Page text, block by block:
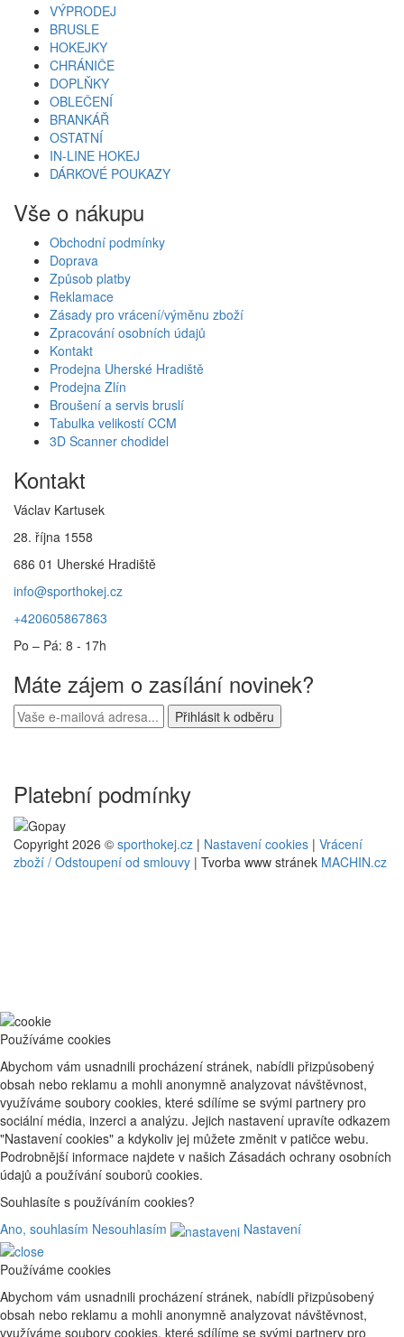
VÝPRODEJ
BRUSLE
HOKEJKY
CHRÁNIČE
DOPLŇKY
OBLEČENÍ
BRANKÁŘ
OSTATNÍ
IN-LINE HOKEJ
DÁRKOVÉ POUKAZY
Vše o nákupu
Obchodní podmínky
Doprava
Způsob platby
Reklamace
Zásady pro vrácení/výměnu zboží
Zpracování osobních údajů
Kontakt
Prodejna Uherské Hradiště
Prodejna Zlín
Broušení a servis bruslí
Tabulka velikostí CCM
3D Scanner chodidel
Kontakt
Václav Kartusek
28. října 1558
686 01 Uherské Hradiště
info@sporthokej.cz
+420605867863
Po – Pá: 8 - 17h
Máte zájem o zasílání novinek?
Platební podmínky
Copyright 2026 © sporthokej.cz | Nastavení cookies | Vrácení
zboží / Odstoupení od smlouvy | Tvorba www stránek MACHIN.cz
Používáme cookies
Abychom vám usnadnili procházení stránek, nabídli přizpůsobený
obsah nebo reklamu a mohli anonymně analyzovat návštěvnost,
využíváme soubory cookies, které sdílíme se svými partnery pro
sociální média, inzerci a analýzu. Jejich nastavení upravíte odkazem
"Nastavení cookies" a kdykoliv jej můžete změnit v patičce webu.
Podrobnější informace najdete v našich Zásadách ochrany osobních
údajů a používání souborů cookies.
Souhlasíte s používáním cookies?
Ano, souhlasím Nesouhlasím Nastavení
Používáme cookies
Abychom vám usnadnili procházení stránek, nabídli přizpůsobený
obsah nebo reklamu a mohli anonymně analyzovat návštěvnost,
využíváme soubory cookies, které sdílíme se svými partnery pro